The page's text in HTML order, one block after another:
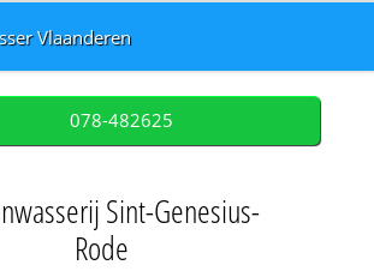
Vlaanderen
078-482625
Sint-Genesius-
Rode